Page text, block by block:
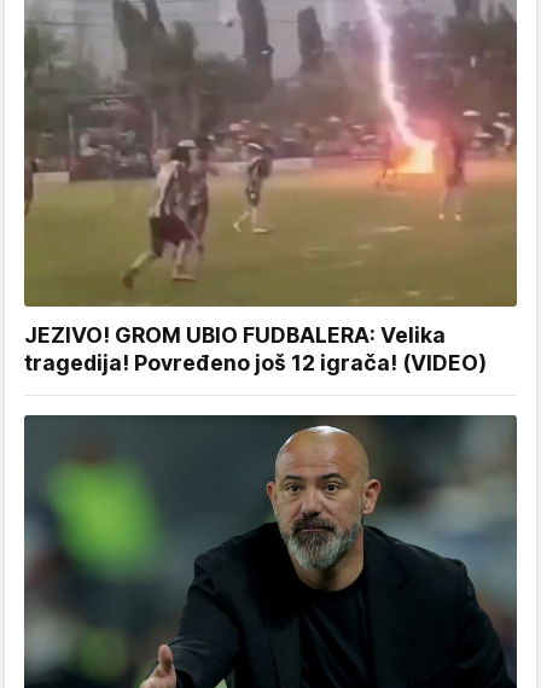
JEZIVO! GROM UBIO FUDBALERA: Velika
tragedija! Povređeno još 12 igrača! (VIDEO)